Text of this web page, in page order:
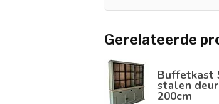
Gerelateerde
Buffetkast
stalen
200cm